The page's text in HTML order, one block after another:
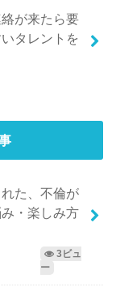
が来たら要
タレントを
た、不倫が
・楽しみ方
3ビュ
ー